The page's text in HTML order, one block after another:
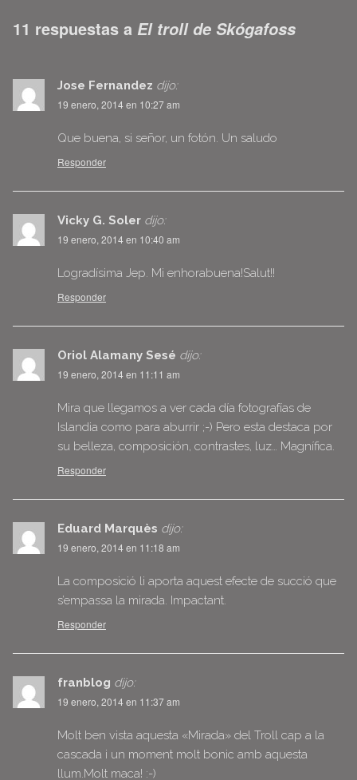
11 respuestas a El troll de Skógafoss
Jose Fernandez dijo:
19 enero, 2014 en 10:27 am
Que buena, si señor, un fotón. Un saludo
Responder
Vicky G. Soler dijo:
19 enero, 2014 en 10:40 am
Logradísima Jep. Mi enhorabuena!Salut!!
Responder
Oriol Alamany Sesé dijo:
19 enero, 2014 en 11:11 am
Mira que llegamos a ver cada día fotografías de
Islandia como para aburrir ;-) Pero esta destaca por
su belleza, composición, contrastes, luz… Magnífica.
Responder
Eduard Marquès dijo:
19 enero, 2014 en 11:18 am
La composició li aporta aquest efecte de succió que
s’empassa la mirada. Impactant.
Responder
franblog dijo:
19 enero, 2014 en 11:37 am
Molt ben vista aquesta «Mirada» del Troll cap a la
cascada i un moment molt bonic amb aquesta
llum.Molt maca! :-)